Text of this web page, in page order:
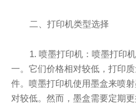
二、打印机类型选择
1. 喷墨打印机：喷墨打印
一。它们价格相对较低，打印
件。喷墨打印机使用墨盒来喷
对较低。然而，墨盒需要定期